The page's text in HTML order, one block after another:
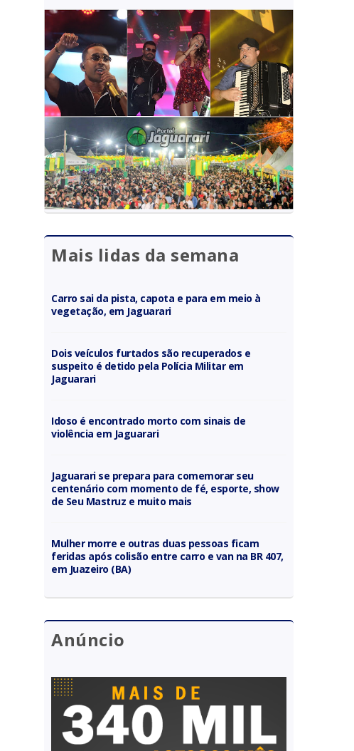
Mais lidas da semana
Carro sai da pista, capota e para em meio à
vegetação, em Jaguarari
Dois veículos furtados são recuperados e
suspeito é detido pela Polícia Militar em
Jaguarari
Idoso é encontrado morto com sinais de
violência em Jaguarari
Jaguarari se prepara para comemorar seu
centenário com momento de fé, esporte, show
de Seu Mastruz e muito mais
Mulher morre e outras duas pessoas ficam
feridas após colisão entre carro e van na BR 407,
em Juazeiro (BA)
Anúncio